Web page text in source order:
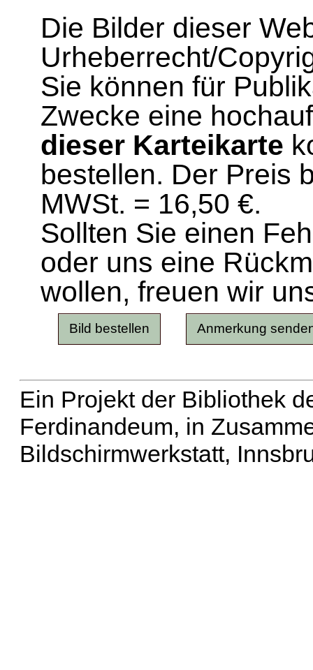
Die Bilder dieser
Urheberrecht/
Sie können für
Zwecke eine
dieser Karteikarte
bestellen. Der Preis
MWSt. = 16,50 €.
Sollten Sie einen
oder uns eine
wollen, freuen wir
Ein Projekt der Bibliothek
Ferdinandeum, in
Bildschirmwerkstatt,